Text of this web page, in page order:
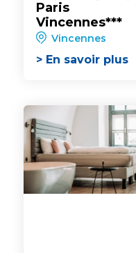
Paris
Vincennes***
Vincennes
> En savoir plus